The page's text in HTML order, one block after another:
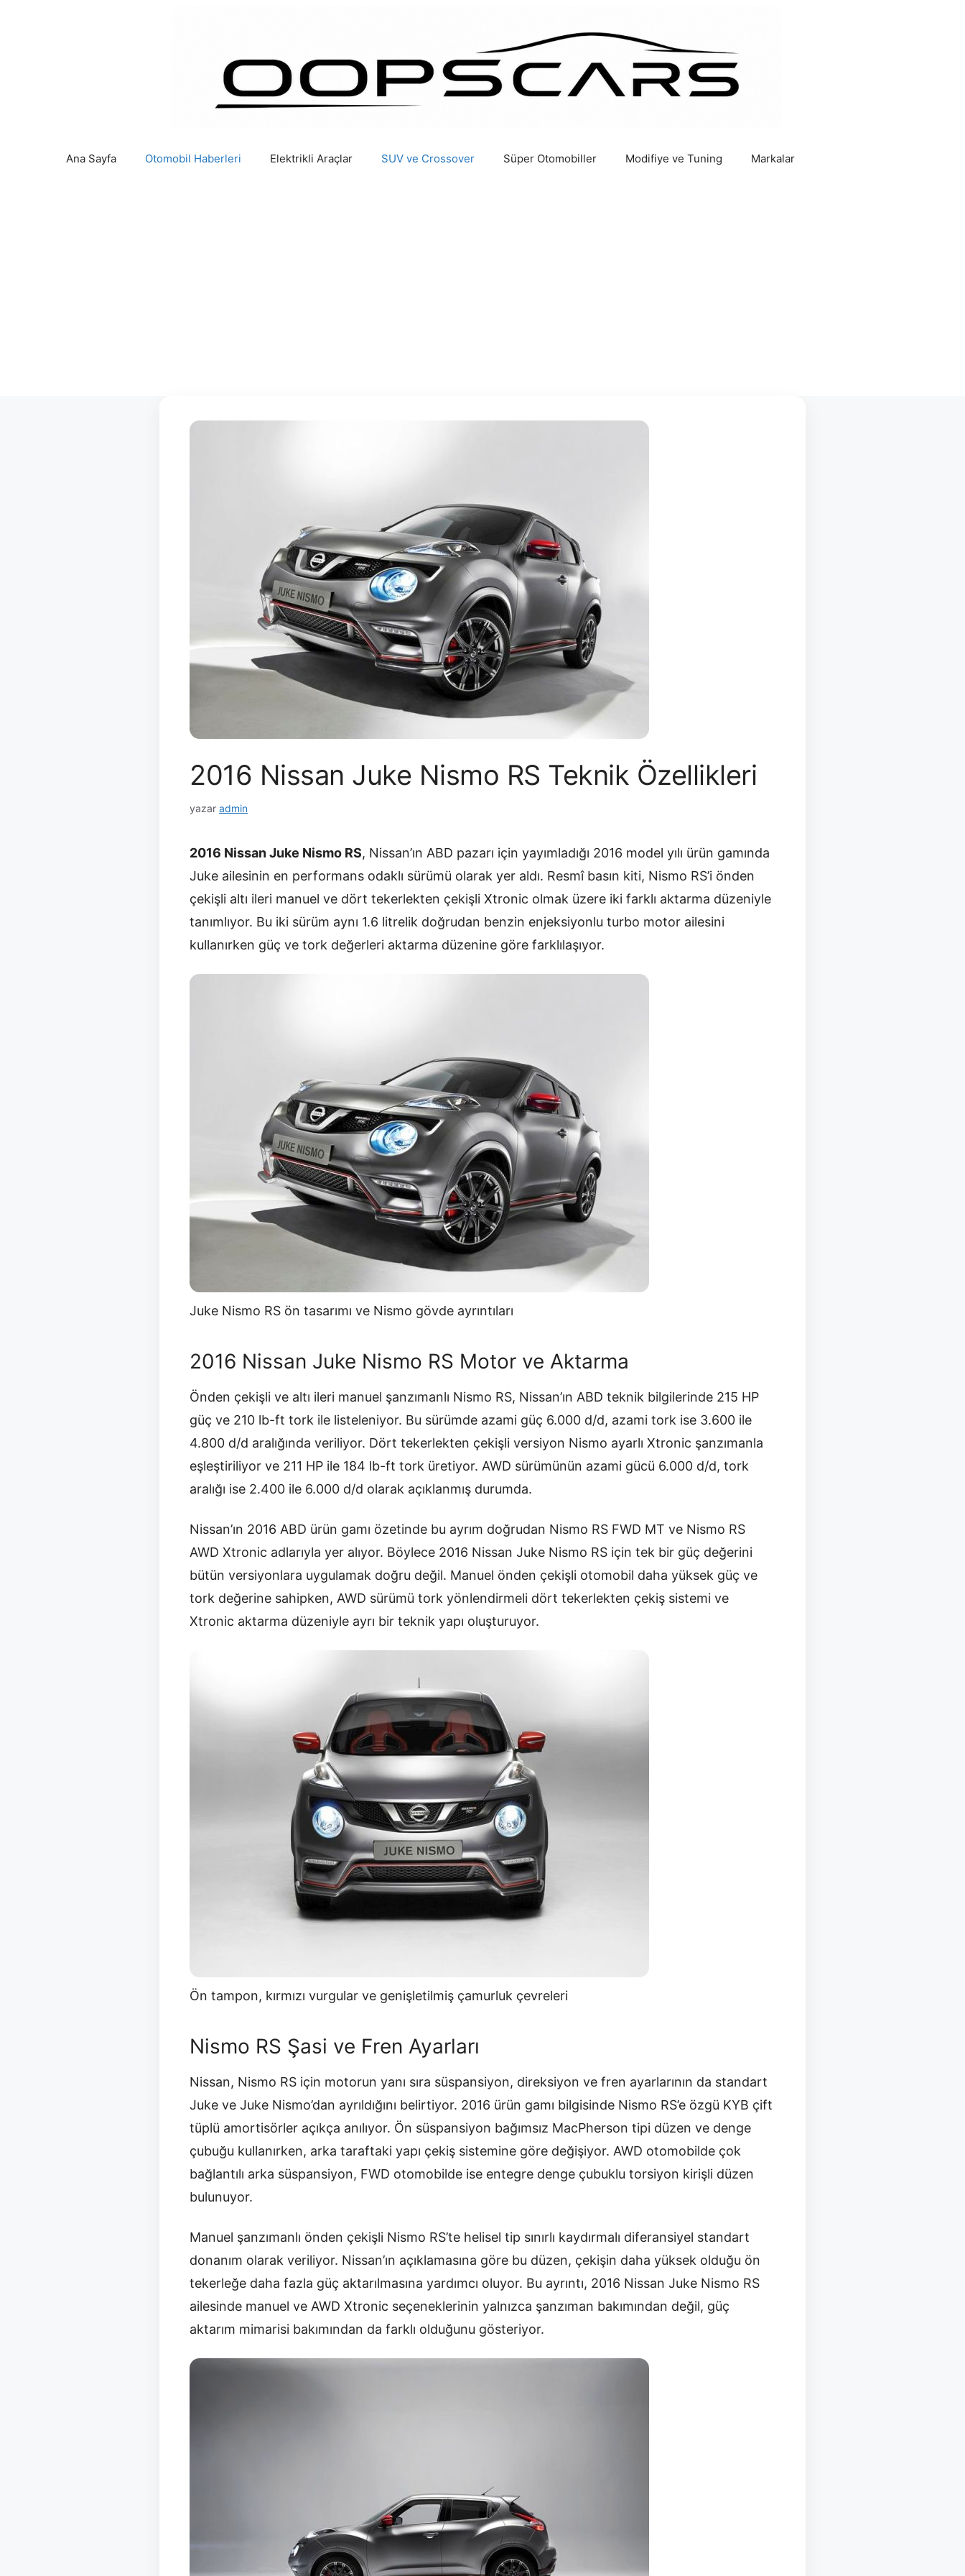
Ana Sayfa Otomobil Haberleri Elektrikli Araçlar SUV ve Crossover Süper Otomobiller Modifiye ve Tuning Markalar
2016 Nissan Juke Nismo RS Teknik Özellikleri
yazar admin
2016 Nissan Juke Nismo RS, Nissan’ın ABD pazarı için yayımladığı 2016 model yılı ürün gamında
Juke ailesinin en performans odaklı sürümü olarak yer aldı. Resmî basın kiti, Nismo RS’i önden
çekişli altı ileri manuel ve dört tekerlekten çekişli Xtronic olmak üzere iki farklı aktarma düzeniyle
tanımlıyor. Bu iki sürüm aynı 1.6 litrelik doğrudan benzin enjeksiyonlu turbo motor ailesini
kullanırken güç ve tork değerleri aktarma düzenine göre farklılaşıyor.
Juke Nismo RS ön tasarımı ve Nismo gövde ayrıntıları
2016 Nissan Juke Nismo RS Motor ve Aktarma
Önden çekişli ve altı ileri manuel şanzımanlı Nismo RS, Nissan’ın ABD teknik bilgilerinde 215 HP
güç ve 210 lb-ft tork ile listeleniyor. Bu sürümde azami güç 6.000 d/d, azami tork ise 3.600 ile
4.800 d/d aralığında veriliyor. Dört tekerlekten çekişli versiyon Nismo ayarlı Xtronic şanzımanla
eşleştiriliyor ve 211 HP ile 184 lb-ft tork üretiyor. AWD sürümünün azami gücü 6.000 d/d, tork
aralığı ise 2.400 ile 6.000 d/d olarak açıklanmış durumda.
Nissan’ın 2016 ABD ürün gamı özetinde bu ayrım doğrudan Nismo RS FWD MT ve Nismo RS
AWD Xtronic adlarıyla yer alıyor. Böylece 2016 Nissan Juke Nismo RS için tek bir güç değerini
bütün versiyonlara uygulamak doğru değil. Manuel önden çekişli otomobil daha yüksek güç ve
tork değerine sahipken, AWD sürümü tork yönlendirmeli dört tekerlekten çekiş sistemi ve
Xtronic aktarma düzeniyle ayrı bir teknik yapı oluşturuyor.
Ön tampon, kırmızı vurgular ve genişletilmiş çamurluk çevreleri
Nismo RS Şasi ve Fren Ayarları
Nissan, Nismo RS için motorun yanı sıra süspansiyon, direksiyon ve fren ayarlarının da standart
Juke ve Juke Nismo’dan ayrıldığını belirtiyor. 2016 ürün gamı bilgisinde Nismo RS’e özgü KYB çift
tüplü amortisörler açıkça anılıyor. Ön süspansiyon bağımsız MacPherson tipi düzen ve denge
çubuğu kullanırken, arka taraftaki yapı çekiş sistemine göre değişiyor. AWD otomobilde çok
bağlantılı arka süspansiyon, FWD otomobilde ise entegre denge çubuklu torsiyon kirişli düzen
bulunuyor.
Manuel şanzımanlı önden çekişli Nismo RS’te helisel tip sınırlı kaydırmalı diferansiyel standart
donanım olarak veriliyor. Nissan’ın açıklamasına göre bu düzen, çekişin daha yüksek olduğu ön
tekerleğe daha fazla güç aktarılmasına yardımcı oluyor. Bu ayrıntı, 2016 Nissan Juke Nismo RS
ailesinde manuel ve AWD Xtronic seçeneklerinin yalnızca şanzıman bakımından değil, güç
aktarım mimarisi bakımından da farklı olduğunu gösteriyor.